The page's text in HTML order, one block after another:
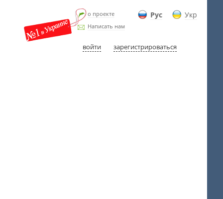
Рус Укр
о проекте
Написать нам
войти зарегистрироваться